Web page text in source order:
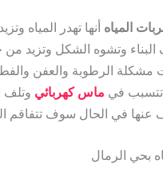
المياه أنها تهدر المياه
وتشوه الشكل وتزيد من
مشكلة الرطوبة والعفن
تتسبب في ماس كهربائي وتلف
عنها في الحال سوف